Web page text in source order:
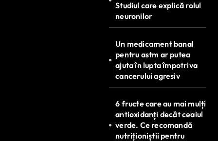
Studiul care explică rolul
neuronilor
Un medicament banal
pentru astm ar putea
ajuta în lupta împotriva
cancerului agresiv
6 fructe care au mai mulți
antioxidanți decât ceaiul
verde. Ce recomandă
nutriționiștii pentru